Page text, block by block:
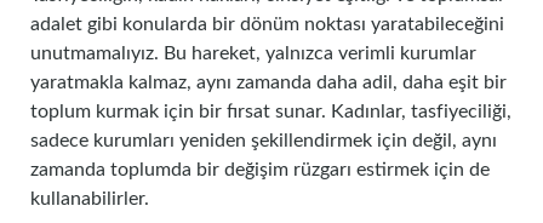
adalet gibi konularda bir dönüm noktası yaratabileceğini
unutmamalıyız. Bu hareket, yalnızca verimli kurumlar
yaratmakla kalmaz, aynı zamanda daha adil, daha eşit bir
toplum kurmak için bir fırsat sunar. Kadınlar, tasfiyeciliği,
sadece kurumları yeniden şekillendirmek için değil, aynı
zamanda toplumda bir değişim rüzgarı estirmek için de
kullanabilirler.